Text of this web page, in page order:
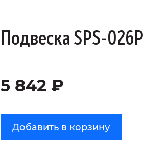
Подвеска SPS-
5 842 ₽
Добавить в корзину